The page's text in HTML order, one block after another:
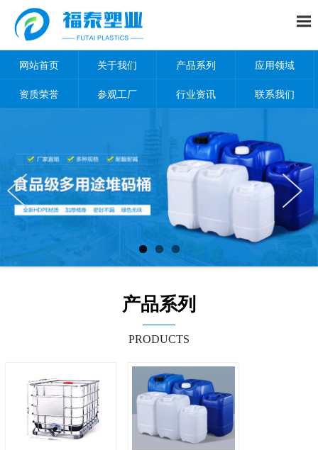
网站首页 关于我们 产品系列 应用领域
资质荣誉 参观工厂 行业资讯 联系我们
产品系列
PRODUCTS